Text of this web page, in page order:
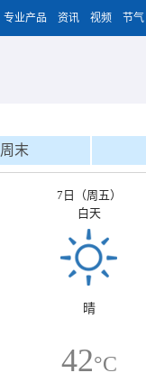
专业产品 资讯 视频 节气
周末
7日（周五）
白天
晴
42°C